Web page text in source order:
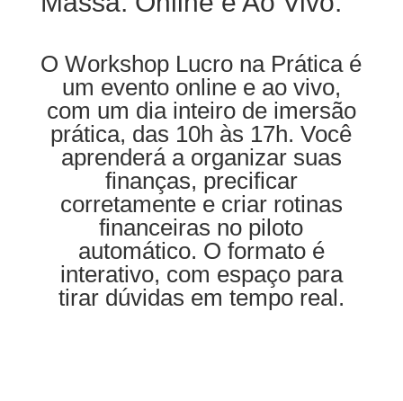
O Workshop Lucro na Prática é
um evento online e ao vivo,
com um dia inteiro de imersão
prática, das 10h às 17h. Você
aprenderá a organizar suas
finanças, precificar
corretamente e criar rotinas
financeiras no piloto
automático. O formato é
interativo, com espaço para
tirar dúvidas em tempo real.